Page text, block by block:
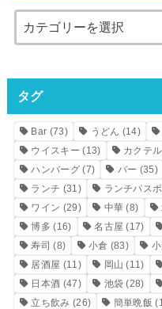
タグ
Bar (73) うどん (14)
ウイスキー (13) カクテル
ハンバーグ(7) バー (35)
ランチ (31) ランチパス
ワイン (29) 中華 (8)
博多 (16) 名古屋 (17)
寿司 (8) 小倉 (83)
居酒屋 (11) 岡山 (11)
日本酒 (47) 池袋 (28)
立ち飲み (26) 簡単晩飯